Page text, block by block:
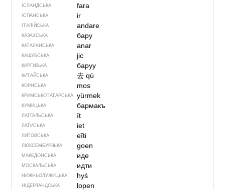
ІСЛАНДСЬКА fara
ІСПАНСЬКА ir
ІТАЛІЙСЬКА andare
КАЗАХСЬКА бару
КАТАЛАНСЬКА anar
КАШУБСЬКА jic
КИРГИЗЬКА баруу
КИТАЙСЬКА 去qù
КОРНСЬКА mos
КРИМСЬКОТАТАРСЬКА yürmek
КУМИЦЬКА бармакъ
ЛАТГАЛЬСЬКА īt
ЛАТИСЬКА iet
ЛИТОВСЬКА eĩti
ЛЮКСЕМБУРЗЬКА goen
МАКЕДОНСЬКА иде
МОСКАЛЬСЬКА идти
НИЖНЬОЛУЖИЦЬКА hyś
НІДЕРЛАНДСЬКА lopen